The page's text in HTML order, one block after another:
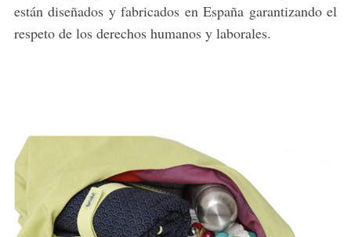
están diseñados y fabricados en España garantizando el
respeto de los derechos humanos y laborales.